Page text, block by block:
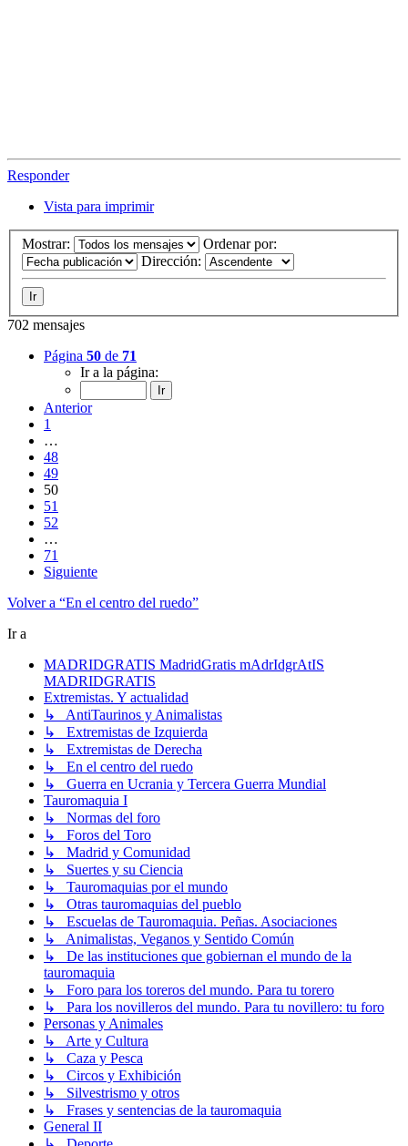
Responder
Vista para imprimir
Mostrar:
Ordenar por:
Dirección:
702 mensajes
Página 50 de 71
Ir a la página:
Anterior
1
…
48
49
50
51
52
…
71
Siguiente
Volver a “En el centro del ruedo”
Ir a
MADRIDGRATIS MadridGratis mAdrIdgrAtIS
MADRIDGRATIS
Extremistas. Y actualidad
↳ AntiTaurinos y Animalistas
↳ Extremistas de Izquierda
↳ Extremistas de Derecha
↳ En el centro del ruedo
↳ Guerra en Ucrania y Tercera Guerra Mundial
Tauromaquia I
↳ Normas del foro
↳ Foros del Toro
↳ Madrid y Comunidad
↳ Suertes y su Ciencia
↳ Tauromaquias por el mundo
↳ Otras tauromaquias del pueblo
↳ Escuelas de Tauromaquia. Peñas. Asociaciones
↳ Animalistas, Veganos y Sentido Común
↳ De las instituciones que gobiernan el mundo de la
tauromaquia
↳ Foro para los toreros del mundo. Para tu torero
↳ Para los novilleros del mundo. Para tu novillero: tu foro
Personas y Animales
↳ Arte y Cultura
↳ Caza y Pesca
↳ Circos y Exhibición
↳ Silvestrismo y otros
↳ Frases y sentencias de la tauromaquia
General II